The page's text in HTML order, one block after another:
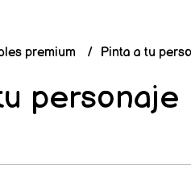
premium Pinta a tu
personaje